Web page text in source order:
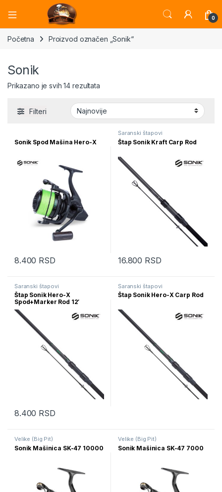
Open 0
Početna Proizvod označen „Sonik“
Sonik
Prikazano je svih 14 rezultataSortirano po najnovijem
Filteri
Sonik Spod Mašina Hero-X
8.400 RSD
Šaranski štapovi
Štap Sonik Kraft Carp Rod
16.800 RSD
Ovaj proizvod ima više
Šaranski štapovi
Štap Sonik Hero-X
Spod+Marker Rod 12′
8.400 RSD
Šaranski štapovi
Štap Sonik Hero-X Carp Rod
Velike (Big Pit)
Sonik Mašinica SK-47 10000
Velike (Big Pit)
Sonik Mašinica SK-47 7000